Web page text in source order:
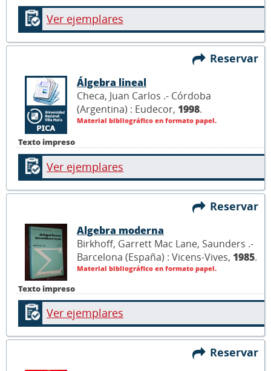
Ver ejemplares
Reservar
Texto impreso
Álgebra lineal
Checa, Juan Carlos .- Córdoba
(Argentina) : Eudecor, 1998.
Material bibliográfico en formato papel.
Ver ejemplares
Reservar
Texto impreso
Algebra moderna
Birkhoff, Garrett Mac Lane, Saunders .-
Barcelona (España) : Vicens-Vives, 1985.
Material bibliográfico en formato papel.
Ver ejemplares
Reservar